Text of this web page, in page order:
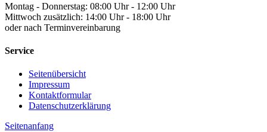
Montag - Donnerstag: 08:00 Uhr - 12:00 Uhr
Mittwoch zusätzlich: 14:00 Uhr - 18:00 Uhr
oder nach Terminvereinbarung
Service
Seitenübersicht
Impressum
Kontaktformular
Datenschutzerklärung
Seitenanfang